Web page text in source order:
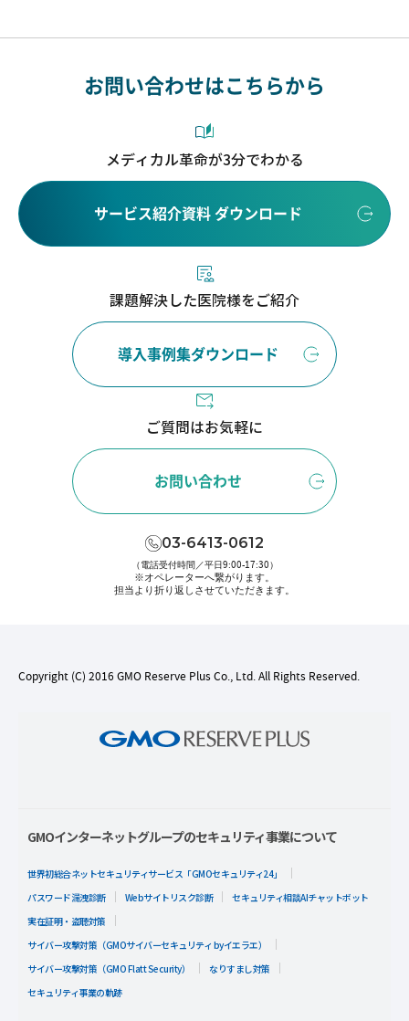
お問い合わせはこちらから
メディカル革命が3分でわかる
サービス紹介資料 ダウンロード
課題解決した医院様をご紹介
導入事例集ダウンロード
ご質問はお気軽に
お問い合わせ
03-6413-0612
（電話受付時間／平日9:00-17:30）
※オペレーターへ繋がります。
担当より折り返しさせていただきます。
Copyright (C) 2016 GMO Reserve Plus Co., Ltd. All Rights Reserved.
GMOインターネットグループのセキュリティ事業について
世界初総合ネットセキュリティサービス「GMOセキュリティ24」
パスワード漏洩診断
Webサイトリスク診断
セキュリティ相談AIチャットボット
実在証明・盗聴対策
サイバー攻撃対策（GMOサイバーセキュリティ byイエラエ）
サイバー攻撃対策（GMO Flatt Security）
なりすまし対策
セキュリティ事業の軌跡